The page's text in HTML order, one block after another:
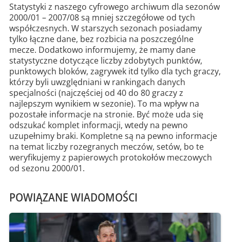
Statystyki z naszego cyfrowego archiwum dla sezonów
2000/01 – 2007/08 są mniej szczegółowe od tych
współczesnych. W starszych sezonach posiadamy
tylko łączne dane, bez rozbicia na poszczególne
mecze. Dodatkowo informujemy, że mamy dane
statystyczne dotyczące liczby zdobytych punktów,
punktowych bloków, zagrywek itd tylko dla tych graczy,
którzy byli uwzględniani w rankingach danych
specjalności (najczęściej od 40 do 80 graczy z
najlepszym wynikiem w sezonie). To ma wpływ na
pozostałe informacje na stronie. Być może uda się
odszukać komplet informacji, wtedy na pewno
uzupełnimy braki. Kompletne są na pewno informacje
na temat liczby rozegranych meczów, setów, bo te
weryfikujemy z papierowych protokołów meczowych
od sezonu 2000/01.
POWIĄZANE WIADOMOŚCI